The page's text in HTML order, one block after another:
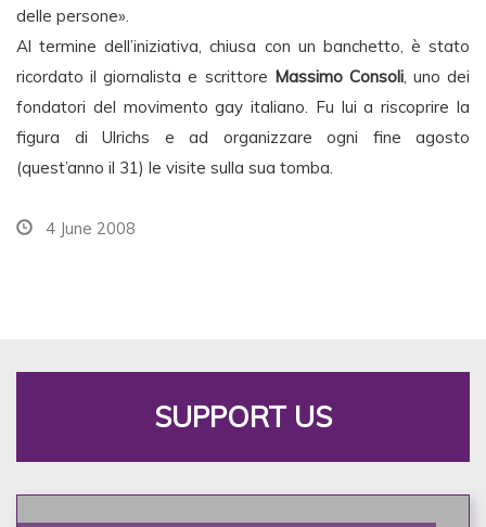
delle persone».
Al termine dell’iniziativa, chiusa con un banchetto, è stato
ricordato il giornalista e scrittore Massimo Consoli, uno dei
fondatori del movimento gay italiano. Fu lui a riscoprire la
figura di Ulrichs e ad organizzare ogni fine agosto
(quest’anno il 31) le visite sulla sua tomba.
4 June 2008
SUPPORT US